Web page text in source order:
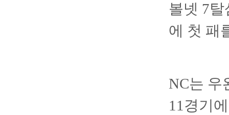
볼넷 7
에 첫 패
NC는 우
11경기